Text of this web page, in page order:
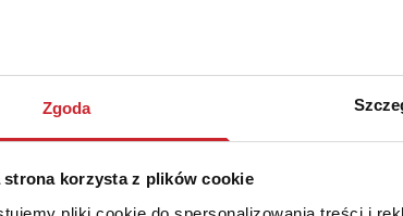
Zgoda
strona korzysta z plików cookie
inaczej czytamy, oglądamy, mamy
nawyki – coraz częściej i coraz więcej spraw
codzienne zakupy spożywcze na wykupieniu
już co drugą złotówkę będziemy wydawać w
internet – garść statystyk
rozwija się w Polsce bardzo